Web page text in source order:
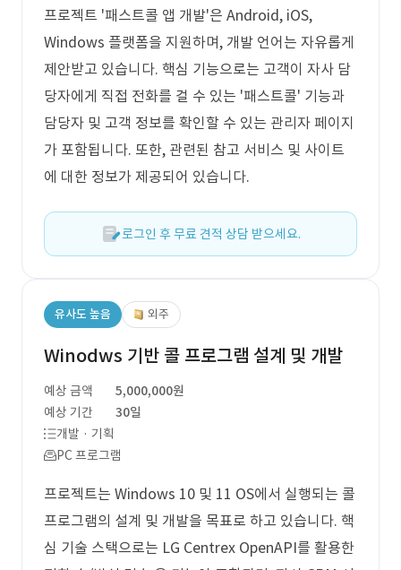
프로젝트 '패스트콜 앱 개발'은 Android, iOS,
Windows 플랫폼을 지원하며, 개발 언어는 자유롭게
제안받고 있습니다. 핵심 기능으로는 고객이 자사 담
당자에게 직접 전화를 걸 수 있는 '패스트콜' 기능과
담당자 및 고객 정보를 확인할 수 있는 관리자 페이지
가 포함됩니다. 또한, 관련된 참고 서비스 및 사이트
에 대한 정보가 제공되어 있습니다.
로그인 후 무료 견적 상담 받으세요.
유사도 높음 외주
Winodws 기반 콜 프로그램 설계 및 개발
예상 금액
5,000,000원
예상 기간
30일
개발 · 기획
PC 프로그램
프로젝트는 Windows 10 및 11 OS에서 실행되는 콜
프로그램의 설계 및 개발을 목표로 하고 있습니다. 핵
심 기술 스택으로는 LG Centrex OpenAPI를 활용한